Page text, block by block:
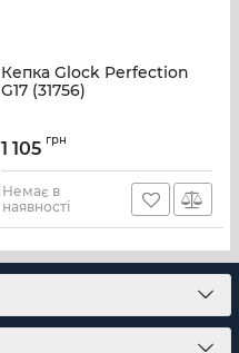
Кепка Glock Perfection
G17 (31756)
1 105 грн
Немає в
наявності